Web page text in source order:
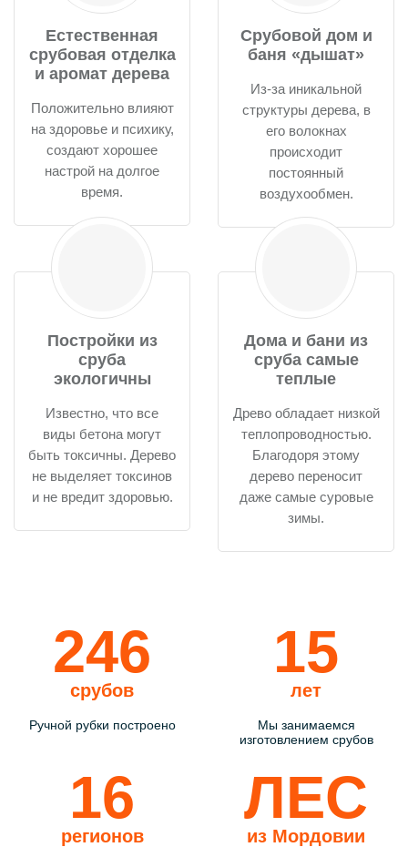
Естественная
срубовая отделка
и аромат дерева
Положительно влияют
на здоровье и психику,
создают хорошее
настрой на долгое
время.
Срубовой дом и
баня «дышат»
Из-за иникальной
структуры дерева, в
его волокнах
происходит
постоянный
воздухообмен.
Постройки из
сруба
экологичны
Известно, что все
виды бетона могут
быть токсичны. Дерево
не выделяет токсинов
и не вредит здоровью.
Дома и бани из
сруба самые
теплые
Древо обладает низкой
теплопроводностью.
Благодоря этому
дерево переносит
даже самые суровые
зимы.
246
срубов
Ручной рубки построено
15
лет
Мы занимаемся
изготовлением срубов
16
регионов
ЛЕС
из Мордовии